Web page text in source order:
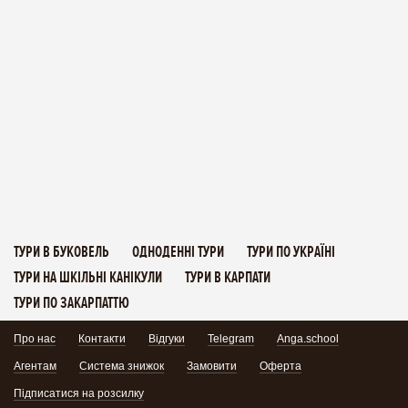
ТУРИ В БУКОВЕЛЬ ОДНОДЕННІ ТУРИ
ТУРИ ПО УКРАЇНІ
ТУРИ НА ШКІЛЬНІ КАНІКУЛИ
ТУРИ В КАРПАТИ
ТУРИ ПО ЗАКАРПАТТЮ
Про нас Контакти Відгуки Telegram Anga.school
Агентам Система знижок Замовити Оферта
Підписатися на розсилку